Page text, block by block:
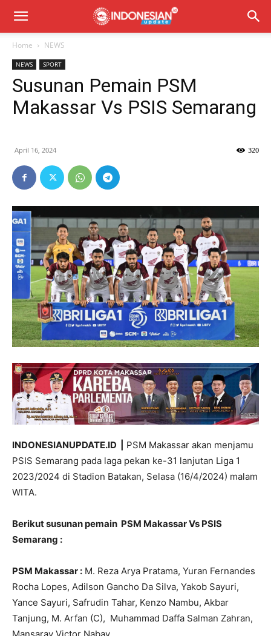
Home NEWS
NEWS SPORT
Susunan Pemain PSM
Makassar Vs PSIS Semarang
April 16, 2024 320
INDONESIANUPDATE.ID |
PSM Makassar akan menjamu
PSIS Semarang pada laga pekan ke-31 lanjutan Liga 1
2023/2024 di Stadion Batakan, Selasa (16/4/2024) malam
WITA.
Berikut susunan pemain PSM Makassar Vs PSIS
Semarang :
PSM Makassar : M. Reza Arya Pratama, Yuran Fernandes
Rocha Lopes, Adilson Gancho Da Silva, Yakob Sayuri,
Yance Sayuri, Safrudin Tahar, Kenzo Nambu, Akbar
Tanjung, M. Arfan (C), Muhammad Daffa Salman Zahran,